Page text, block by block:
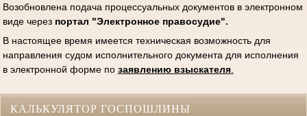
Возобновлена подача процессуальных документов в электронном
виде через портал "Электронное правосудие".
В настоящее время имеется техническая возможность для
направления судом исполнительного документа для исполнения
в электронной форме по заявлению взыскателя.
КАЛЬКУЛЯТОР ГОСПОШЛИНЫ